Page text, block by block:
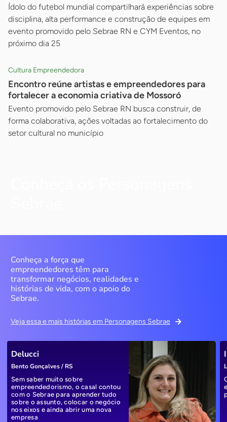
Ídolo do futebol mundial compartilhará experiências sobre
disciplina, alta performance e construção de equipes em
evento promovido pelo Sebrae RN e CYM Eventos, no
próximo dia 25
Cultura Empreendedora
Encontro reúne artistas e empreendedores para
fortalecer a economia criativa de Mossoró
Evento promovido pelo Sebrae RN busca construir, de
forma colaborativa, ações voltadas ao fortalecimento do
setor cultural no município
Conheça a força que
empreendedores têm para
transformar negócios, realidades e
histórias de vida, com o apoio do
Sebrae.
Veja essa e mais histórias em Personagens Sebrae
Delucci
Bento Gonçalves / RS
Sem saber muito sobre
empreendedorismo, o casal contou
com o Sebrae para aprender tudo
sobre o assunto, colocar o negócio
nos eixos e ainda abrir uma nova
empresa